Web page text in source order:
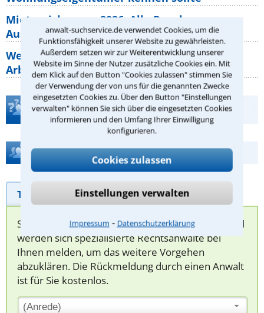
anwalt-suchservice.de verwendet Cookies, um die
Funktionsfähigkeit unserer Website zu gewährleisten.
Außerdem setzen wir zur Weiterentwicklung unserer
Website im Sinne der Nutzer zusätzliche Cookies ein. Mit
dem Klick auf den Button "Cookies zulassen" stimmen Sie
der Verwendung der von uns für die genannten Zwecke
eingesetzten Cookies zu. Über den Button "Einstellungen
verwalten" können Sie sich über die eingesetzten Cookies
informieren und den Umfang Ihrer Einwilligung
konfigurieren.
Cookies zulassen
Einstellungen verwalten
Impressum ⁃ Datenschutzerklärung
Mietpreisbremse 2026: Alle Regeln,
Ausnahmen und Rechte für Mieter
Welche Regeln für Teilnahme, Urlaub,
Arbeitszeit gelten beim
Teste Dein Rechtswissen
Hilfe bei Ihrer Anwaltsuche?
Telefonhilfe Beratungsanfrage
Sie können hier Ihren Fall schildern. Anschließend
werden sich spezialisierte Rechtsanwälte bei
Ihnen melden, um das weitere Vorgehen
abzuklären. Die Rückmeldung durch einen Anwalt
ist für Sie kostenlos.
(Anrede)